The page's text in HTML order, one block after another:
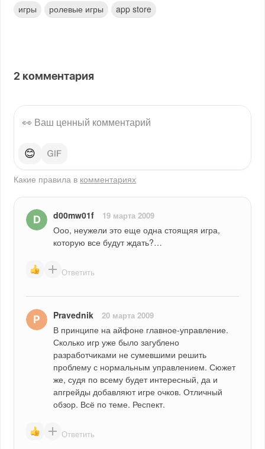
игры ролевые игры app store
2 комментария
😊
Какие правила в комментариях
d00mw01f 19 марта 2009
Ооо, неужели это еще одна стоящяя игра,
которую все будут ждать?…
Ответить
Pravednik 20 марта 2009
В принципе на айфоне главное-управление.
Сколько игр уже было загублено
разработчиками не сумевшими решить
проблему с нормальным управлением. Сюжет
же, судя по всему будет интересный, да и
апгрейды добавляют игре очков. Отличный
обзор. Всё по теме. Респект.
Ответить